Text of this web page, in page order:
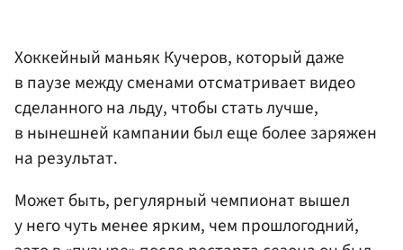
Хоккейный маньяк Кучеров, который даже
в паузе между сменами отсматривает видео
сделанного на льду, чтобы стать лучше,
в нынешней кампании был еще более заряжен
на результат.
Может быть, регулярный чемпионат вышел
у него чуть менее ярким, чем прошлогодний,